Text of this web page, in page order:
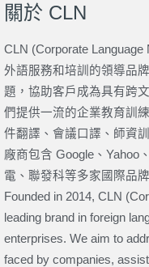
關於 CLN
CLN (Corporate
外語服務和培訓的領導品
題，協助客戶成為具有跨
們提供一流的企業教育訓
件翻譯、會議口譯、師資
廠商包含 Google、Yahoo
電、聯發科等多家國際品牌
Founded in 2014, CLN
leading brand in foreign
enterprises. We aim to
faced by companies,